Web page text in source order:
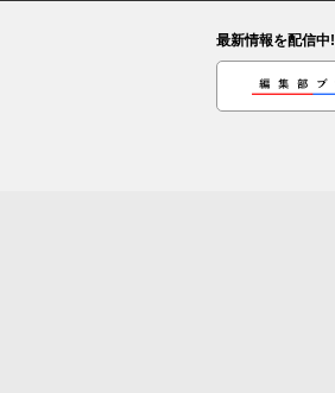
最新情報を配信中!
編集部ブログ